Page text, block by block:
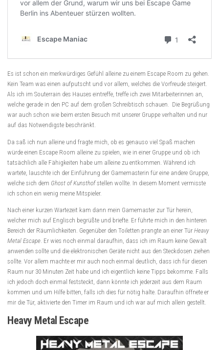
Es ist schon ein merkwürdiges Gefühl alleine zu einem Escape Room zu gehen.
Kein Team was einen aufputscht und vor allem, welches die Vorfreude steigert.
Als ich im Souterrain des Hauses eintreffe, treffe ich zwei Mitarbeiterinnen an,
welche gerade in den PC auf dem großen Schreibtisch schauen. Die Begrüßung
war auch schon wie beim ersten Besuch mit unserer Gruppe verhalten und nur
auf das Notwendigste beschränkt.
Da saß ich nun alleine und fragte mich, ob es genauso viel Spaß machen
würde einen Escape Room alleine zu spielen, wie in einer Gruppe und ob ich
tatsächlich alle Fähigkeiten habe um alleine zu entkommen. Während ich
wartete, lauschte ich der Einführung der Gamemasterin für eine andere Gruppe,
welche sich dem Ghost of Kunsthofstellen wollte. In diesem Moment vermisste
ich schon ein wenig meine Mitspieler.
Nach einer kurzen Wartezeit kam dann mein Gamemaster zur Tür herein,
welcher mich auf Englisch begrüßte und briefte. Er führte mich in den hinteren
Bereich der Räumlichkeiten. Gegenüber den Toiletten prangte an einer Tür Heavy
Metal Escape . Er wies noch einmal daraufhin, dass ich im Raum keine Gewalt
anwenden sollte und die elektronischen Geräte nicht aus den Steckdosen ziehen
sollte. Vor allem machte er mir auch noch einmal deutlich, dass ich für diesen
Raum nur 30 Minuten Zeit habe und ich eigentlich keine Tipps bekomme. Falls
ich jedoch doch einmal feststeckt, dann könnte ich jederzeit aus dem Raum
kommen und um Hilfe bitten, falls ich dies für nötig halte. Daraufhin öffnete er
mir die Tür, aktivierte den Timer im Raum und ich war auf mich allein gestellt.
Heavy Metal Escape